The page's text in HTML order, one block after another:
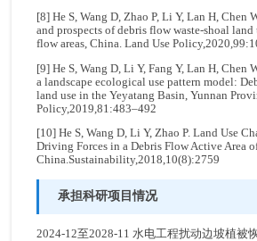
[8] He S, Wang D, Zhao P, Li Y, Lan H, Chen
and prospects of debris flow waste-shoal
flow areas, China. Land Use
[9] He S, Wang D, Li Y, Fang Y, Lan H, Chen
a landscape ecological use pattern model:
land use in the Yeyatang Basin, Yunnan
Policy,2019,81:483–492
[10] He S, Wang D, Li Y, Zhao P. Land Use
Driving Forces in a Debris Flow Active Area
China.Sustainability,2018,10(8):2759
承担科研项目情况
2024-12至2028-11 水电工程扰动边坡植被